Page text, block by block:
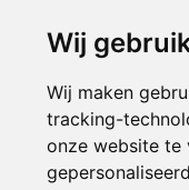
Wij
Wij maken
tracking-
onze website te
de code te wijzigen.